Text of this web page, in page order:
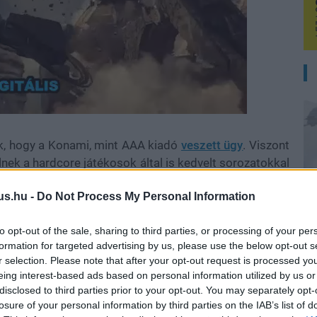
- Do Not Process My Personal Information
opt-out of the sale, sharing to third parties, or processing of your
for targeted advertising by us, please use the below opt-out
selection. Please note that after your opt-out request is processed
interest-based ads based on personal information utilized by us
to third parties prior to your opt-out. You may separately
of your personal information by third parties on the IAB’s list of
hogy a Konami, mint AAA kiadó veszett ügy. Viszont
a hardcore játékosok által is kedvelt sorozatokkal
mutathassanak be az év végén.
Solid 3: Snake Eater alapján készülő
talán legutáltabb japán vállalat. A videót látva pedig
a korábbi Metal Gear-részek felújított változata,
-ben is használt Fox engie-re, hasonlóan a fent látott
jó vizuális színvonalat képviselnek, de persze